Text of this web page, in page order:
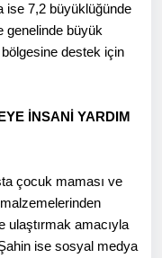
ise 7,2 büyüklüğünde
genelinde büyük
destek için
İNSANİ YARDIM
çocuk maması ve
ulaştırmak amacıyla
ise sosyal medya